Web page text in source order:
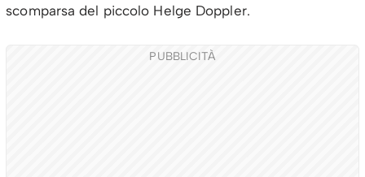
scomparsa del piccolo Helge Doppler.
PUBBLICITÀ